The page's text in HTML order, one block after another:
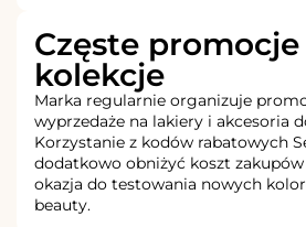
Częste
kolekcje
Marka regularnie organizuje
wyprzedaże na lakiery i akcesoria
Korzystanie z kodów rabatowych
dodatkowo obniżyć koszt zakupów
okazja do testowania nowych
beauty.